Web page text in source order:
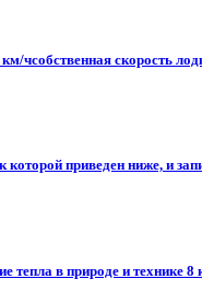
чсобственная скорость
которой приведен ниже, и
тепла в природе и технике 8